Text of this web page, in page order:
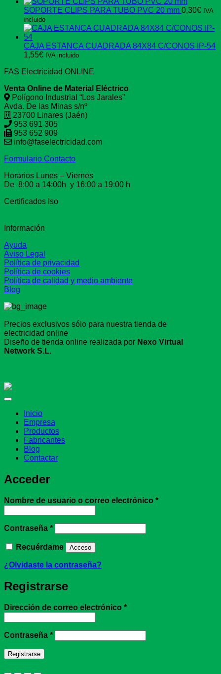
SOPORTE CLIPS PARA TUBO PVC 20 mm 0,30€ IVA
incluido
CAJA ESTANCA CUADRADA 84X84 C/CONOS IP-54
1,55€ IVA incluido
FAS Electricidad ONLINE
Venta Online de Material Eléctrico
Polígono Industrial “Los Jarales”
Avda. De las Minas s/nº
23700 Linares (Jaén)
953 691 305
953 652 909
info@faselectricidad.com
Formulario Contacto
Horarios Lunes – Viernes
De 8:00 a 14:00h y 16:00 a 19:00 h
Certificados Iso
Información
Ayuda
Aviso Legal
Política de privacidad
Política de cookies
Política de calidad y medio ambiente
Blog
Precios exclusivos sólo para nuestra tienda de
electricidad online
Diseño de tienda online realizada por Nexo Virtual
Network S.L.
Inicio
Empresa
Productos
Fabricantes
Blog
Contactar
Acceder
Nombre de usuario o correo electrónico *Obligatorio
Contraseña *Obligatorio
Recuérdame Acceso
¿Olvidaste la contraseña?
Registrarse
Dirección de correo electrónico *Obligatorio
Contraseña *Obligatorio
Registrarse